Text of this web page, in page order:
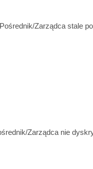
Zarządca stale
Zarządca nie